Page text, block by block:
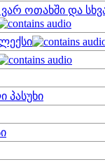
ოთახში და
პასუხი